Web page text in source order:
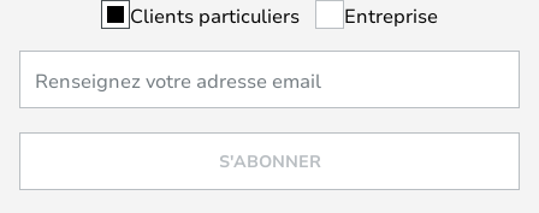
Clients particuliers Entreprise
S'ABONNER